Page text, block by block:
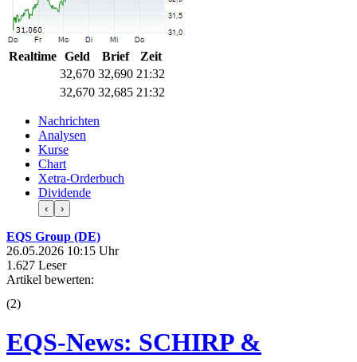
Realtime Geld Brief
Zeit
32,670 32,685 21:32
32,670 32,685 21:32
Nachrichten
Analysen
Kurse
Chart
Xetra-Orderbuch
Dividende
‹ ›
EQS Group (DE)
26.05.2026 10:15 Uhr
1.627 Leser
Artikel bewerten:
(2)
EQS-News: SCHIRP &